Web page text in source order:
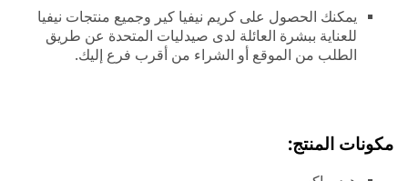
يمكنك الحصول على كريم نيفيا كير وجميع منتجات نيفيا
للعناية ببشرة العائلة لدى صيدليات المتحدة عن طريق
الطلب من الموقع أو الشراء من أقرب فرع إليك.
مكونات المنتج: